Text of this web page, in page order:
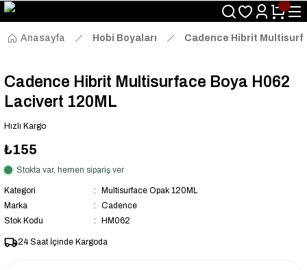
Size Özel "HG10" Kodu ile Sepette Hemen %10 İndirim Fırsatını
Kaçırmayın!
Anasayfa
Hobi Boyaları Cadence Hibrit
Cadence Hibrit Multisurface Boya H062
Lacivert 120ML
Hızlı Kargo
₺155
Stokta var, hemen sipariş ver
Kategori
Multisurface Opak 120ML
Marka
Cadence
Stok Kodu
HM062
24 Saat İçinde Kargoda